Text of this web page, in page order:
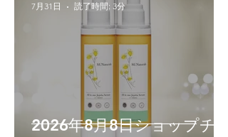
2026年8月8日ショップチ
7月31日
読了時間: 3分